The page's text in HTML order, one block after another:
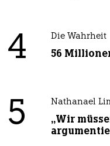
4 Die Wahrheit
56
5 Nathanael
„Wir